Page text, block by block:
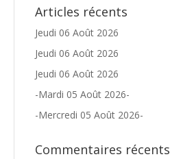
Articles récents
Jeudi 06 Août 2026
Jeudi 06 Août 2026
Jeudi 06 Août 2026
-Mardi 05 Août 2026-
-Mercredi 05 Août 2026-
Commentaires récents